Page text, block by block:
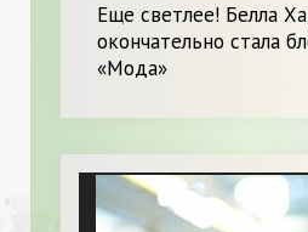
Еще светлее! Белла
окончательно стала
«Мода»